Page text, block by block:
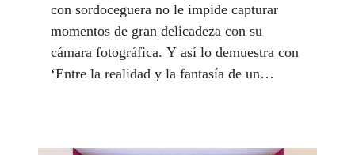
con sordoceguera no le impide capturar
momentos de gran delicadeza con su
cámara fotográfica. Y así lo demuestra con
‘Entre la realidad y la fantasía de un